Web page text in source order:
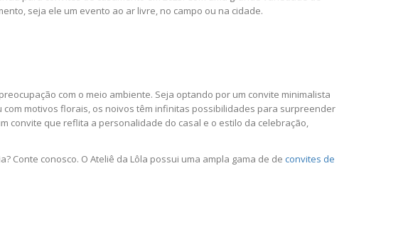
seja ele um evento ao ar livre, no campo ou na cidade.
com o meio ambiente. Seja optando por um convite minimalista
motivos florais, os noivos têm infinitas possibilidades para surpreender
convite que reflita a personalidade do casal e o estilo da celebração,
Conte conosco. O Ateliê da Lôla possui uma ampla gama de de convites de